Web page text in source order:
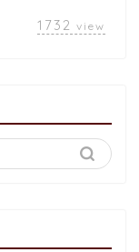
1732 view